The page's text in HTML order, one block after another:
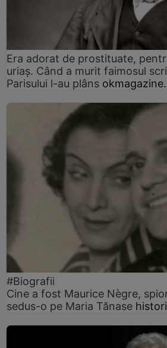
Era adorat de prostituate,
uriaș. Când a murit faimosul
Parisului l-au plâns
#Biografii
Cine a fost Maurice Nègre,
sedus-o pe Maria Tănase